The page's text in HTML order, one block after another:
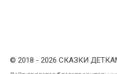
© 2018 - 2026 СКАЗКИ